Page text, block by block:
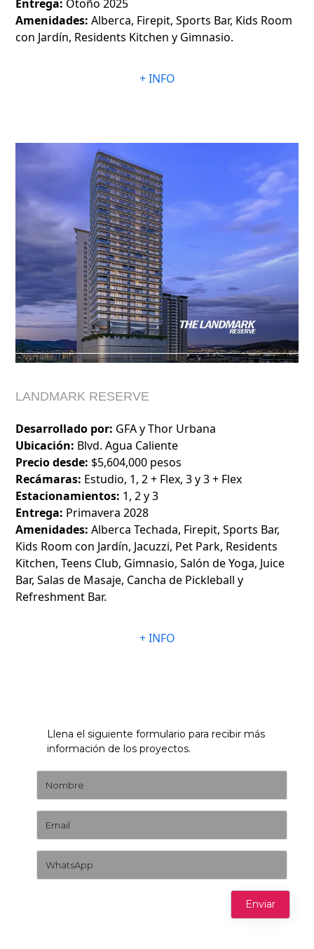
Entrega: Otoño 2025
Amenidades: Alberca, Firepit, Sports Bar, Kids Room
con Jardín, Residents Kitchen y Gimnasio.
+ INFO
LANDMARK RESERVE
Desarrollado por: GFA y Thor Urbana
Ubicación: Blvd. Agua Caliente
Precio desde: $5,604,000 pesos
Recámaras: Estudio, 1, 2 + Flex, 3 y 3 + Flex
Estacionamientos: 1, 2 y 3
Entrega: Primavera 2028
Amenidades: Alberca Techada, Firepit, Sports Bar,
Kids Room con Jardín, Jacuzzi, Pet Park, Residents
Kitchen, Teens Club, Gimnasio, Salón de Yoga, Juice
Bar, Salas de Masaje, Cancha de Pickleball y
Refreshment Bar.
+ INFO
Llena el siguiente formulario para recibir más
información de los proyectos.
Enviar